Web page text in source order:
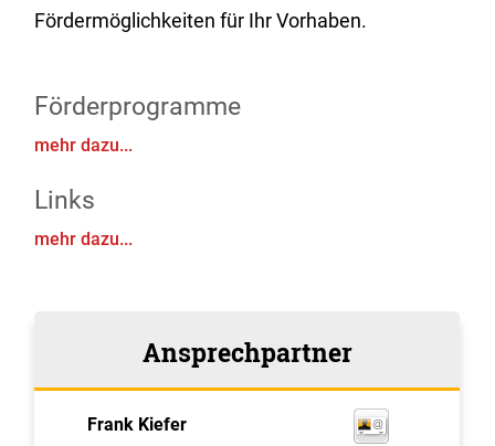
Fördermöglichkeiten für Ihr Vorhaben.
Förderprogramme
mehr dazu...
Links
mehr dazu...
Ansprechpartner
Frank Kiefer